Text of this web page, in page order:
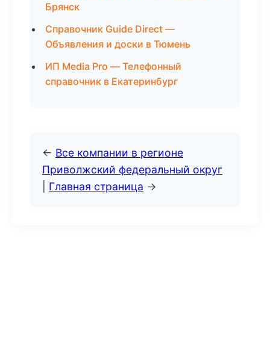
Брянск
Справочник Guide Direct —
Объявления и доски в Тюмень
ИП Media Pro — Телефонный
справочник в Екатеринбург
← Все компании в регионе
Приволжский федеральный округ
Главная страница →